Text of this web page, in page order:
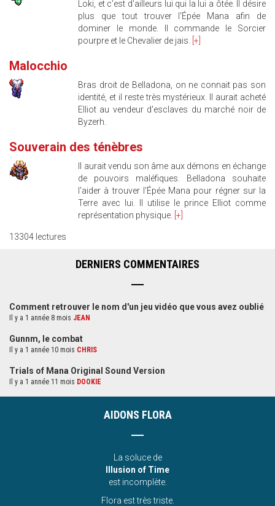
Loki, et c'est d'ailleurs lui qui la lui a ôtée. Il désire
plus que tout trouver l'Épée Mana afin de
dominer le monde. Il commande le Sorcier
pourpre et le Chevalier de jais.
[+]
Malocchio
Bras droit de Belladona, on ne connait pas son
identité, et il reste très mystérieux. Il aurait acheté
Elliot au vendeur d'esclaves du marché noir de
Byzerh.
Souverain des ténèbres
Il aurait vendu son âme aux démons en échange
de pouvoirs maléfiques. Belladona souhaite
l'aider à trouver l'Épée Mana pour régner sur la
Terre avec lui. Il utilise le prince Elliot comme
représentation physique. [+]
13304 lectures
DERNIERS COMMENTAIRES
Comment retrouver le nom d'un jeu vidéo que vous avez oublié
Il y a 1 année 8 mois JEAN
Gunnm, le combat
Il y a 1 année 10 mois CHRIS
Trials of Mana Original Sound Version
Il y a 1 année 11 mois DOOKIE
AIDONS FLORA
La soluce de
Illusion of Time
est incomplète.
Flora est très triste.